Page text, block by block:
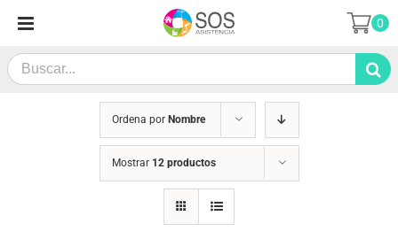
contenido
Search
for:
0
Ordena por Nombre
Mostrar 12 productos